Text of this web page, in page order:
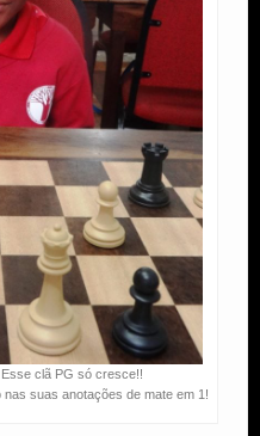
clã PG só cresce!!
suas anotações de mate em 1!